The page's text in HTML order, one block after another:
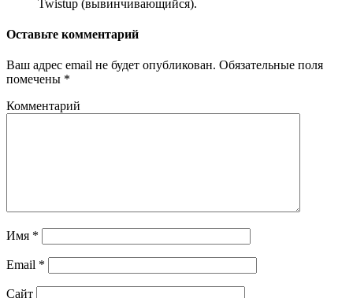
Оставьте комментарий
Ваш адрес email не будет опубликован. Обязательные поля
помечены *
Комментарий
Имя *
Email *
Сайт